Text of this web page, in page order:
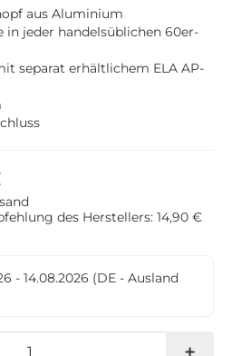
aus Aluminium
jeder handelsüblichen 60er-
separat erhältlichem ELA AP-
des Herstellers: 14,90 €
- 14.08.2026 (DE - Ausland